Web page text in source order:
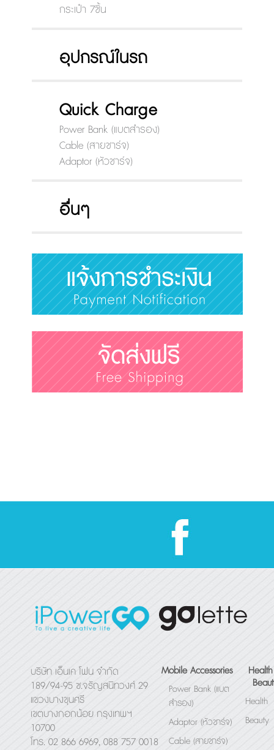
กระเป๋า 7ชิ้น
อุปกรณ์ในรถ
Quick Charge
Power Bank (แบตสำรอง)
Cable (สายชาร์จ)
Adaptor (หัวชาร์จ)
อื่นๆ
บริษัท เอ็นเค โฟน จำกัด
189/94-95 ซ.จรัญสนิทวงศ์ 29
แขวงบางขุนศรี
เขตบางกอกน้อย กรุงเทพฯ
10700
โทร. 02 866 6969, 088 757 0018
Mobile Accessories
Power Bank (แบต
สำรอง)
Adaptor (หัวชาร์จ)
Cable (สายชาร์จ)
Health
Beauty